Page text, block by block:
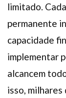
limitado.
permanente
capacidade
implementar
alcancem
isso,